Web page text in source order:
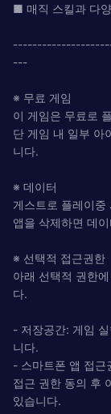
■ 매직 스킬과 다
---
※ 무료 게임
이 게임은 무료로
단 게임 내 일부 아
니다.
※ 데이터
게스트로 플레이중
앱을 삭제하면 데
※ 선택적 접근권한
아래 선택적 권한
다.
- 저장공간: 게임
니다.
- 스마트폰 앱 접근
접근 권한 동의 후
있습니다.